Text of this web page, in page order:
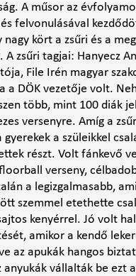
A műsor az
felvonulásával
kört a zsűri és a
A zsűri tagjai: Hanyecz
File Irén magyar
a DÖK vezetője volt.
több, mint 100 diák
versenyre. Amíg a
a szüleikkel
részt. Volt fánkevő
verseny,
a legizgalmasabb,
szemmel etethette
kenyérrel. Jó volt
amikor a kendő
az apukák hangos
anyukák vállalták be ezt a